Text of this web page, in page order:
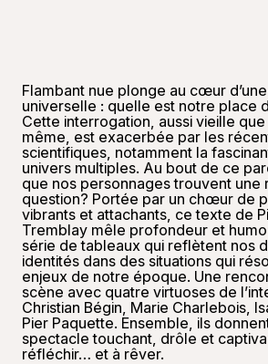
Flambant nue plonge au cœur
universelle : quelle est notre place
Cette interrogation, aussi vieille
même, est exacerbée par les
scientifiques, notamment la
univers multiples. Au bout de ce
que nos personnages trouvent une
question? Portée par un chœur de
vibrants et attachants, ce texte de
Tremblay mêle profondeur et
série de tableaux qui reflètent nos
identités dans des situations qui
enjeux de notre époque. Une
scène avec quatre virtuoses de
Christian Bégin, Marie Charlebois,
Pier Paquette. Ensemble, ils
spectacle touchant, drôle et
réfléchir… et à rêver.